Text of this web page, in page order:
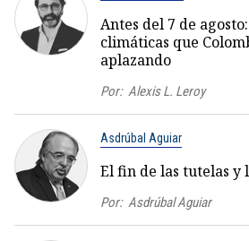
Antes del 7 de
climáticas que
aplazando
Por: Alexis L. Leroy
Asdrúbal Aguiar
El fin de las tutelas y
Por: Asdrúbal Aguiar